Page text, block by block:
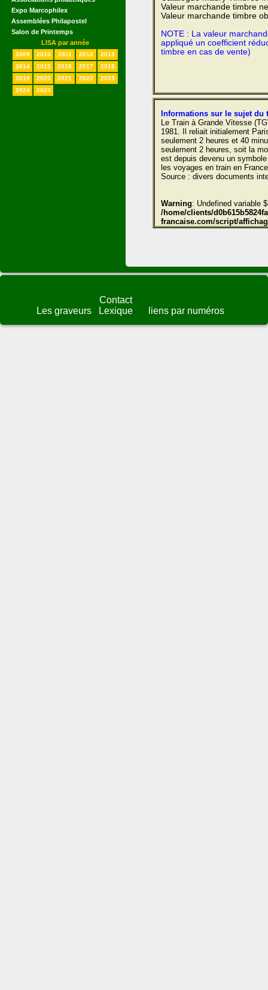
Expo Marcophilex
Assemblées Philapostel
Salon de Printemps
LISA par année
2009 2010 2011 2012
2013
2014
2015 2016 2017
2018
2019
2020 2021 2022
2023
2024
2025
Valeur marchande timbre
Valeur marchande timbre
NOTE : La valeur
appliqué un coefficient
timbre en cas de vente)
Informations sur le sujet du
Le Train à Grande Vitesse
1981. Il reliait initialement
seulement 2 heures et 40
seulement 2 heures, soit la
est depuis devenu un
les voyages en train en
Source : divers documents
Warning: Undefined variable
/home/clients/
francaise.com/script/
Les graveurs
Contact
Lexique
liens par numéros